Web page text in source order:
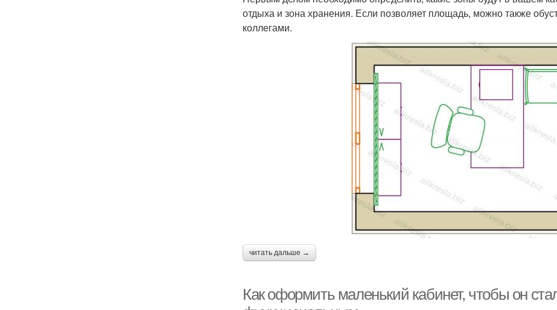
отдыха и зона хранения. Если позволяет площадь, можно также
коллегами.
читать дальше →
Как оформить маленький кабинет, чтобы он